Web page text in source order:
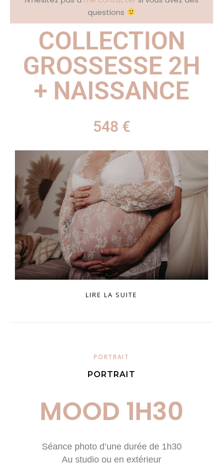
questions
COLLECTION
GROSSESSE 2H
+ NAISSANCE
548 €
LIRE LA SUITE
PORTRAIT
PORTRAIT
MOOD 1H30
Séance photo d’une durée de 1h30
Au studio ou en extérieur